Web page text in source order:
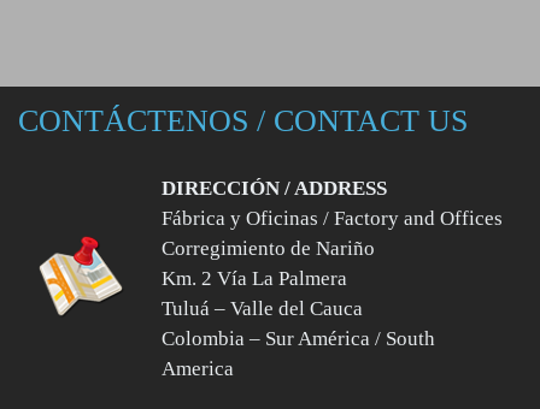
CONTÁCTENOS / CONTACT US
DIRECCIÓN / ADDRESS
Fábrica y Oficinas / Factory and Offices
Corregimiento de Nariño
Km. 2 Vía La Palmera
Tuluá – Valle del Cauca
Colombia – Sur América / South
America